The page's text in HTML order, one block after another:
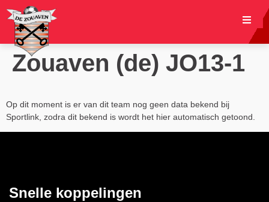
Zouaven (de) JO13-1
Op dit moment is er van dit team nog geen data bekend bij
Sportlink, zodra dit bekend is wordt het hier automatisch getoond.
Snelle koppelingen